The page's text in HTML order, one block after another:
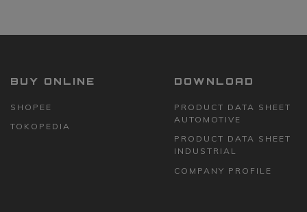
BUY ONLINE
SHOPEE
TOKOPEDIA
DOWNLOAD
PRODUCT DATA SHEET
AUTOMOTIVE
PRODUCT DATA SHEET
INDUSTRIAL
COMPANY PROFILE